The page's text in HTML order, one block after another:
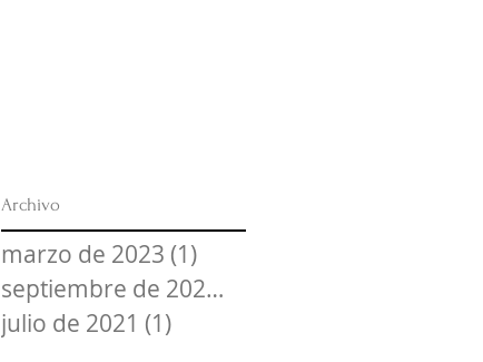
Archivo
marzo de 2023 (1)
septiembre de 2022
julio de 2021 (1)